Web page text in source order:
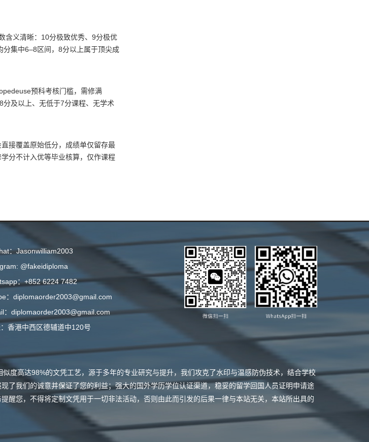
含义清晰：10分极致优秀、9分极优
集中6–8区间，8分以上属于顶尖成
预科考核门槛，需修满
及以上、无低于7分课程、无学术
接覆盖原始低分，成绩单仅留存最
分不计入优等毕业核算，仅作课程
：Jasonwilliam2003
@fakeidiploma
：+852 6224 7482
：diplomaorder2003@gmail.com
：diplomaorder2003@gmail.com
香港中西区德辅道中120号
度高达98%的文凭工艺，源于多年的专业研究与提升，我们攻克了水印与温感防伪技术，结合学校
了我们的诚意并保证了您的利益；强大的国外学历学位认证渠道，稳妥的留学回国人员证明申请途
醒您，不得将定制文凭用于一切非法活动，否则由此而引发的后果一律与本站无关，本站所出具的